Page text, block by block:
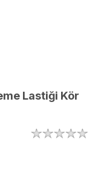
Lastiği Kör